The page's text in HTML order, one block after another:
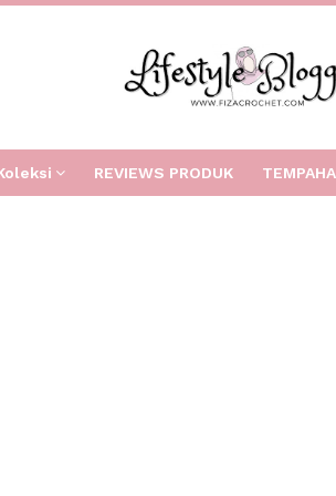
REVIEWS PRODUK